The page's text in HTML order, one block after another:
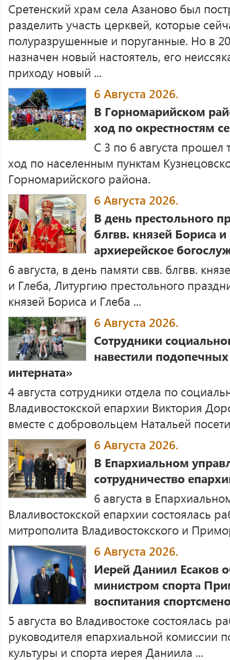
Сретенский храм села Азаново был
разделить участь церквей, которые
полуразрушенные и поруганные. Но в
назначен новый настоятель, его
приходу новый ...
6 Августа 2026.
В Горномарийском
ход по окрестностям
С 3 по 6 августа
ход по населенным пунктам
Горномарийского района.
6 Августа 2026.
В день престольного
блгвв. князей Бориса
архиерейское
6 августа, в день памяти свв. блгвв.
и Глеба, Литургию престольного
князей Бориса и Глеба ...
6 Августа 2026.
Сотрудники
навестили
интерната»
4 августа сотрудники отдела по
Владивостокской епархии Виктория
вместе с добровольцем Натальей
6 Августа 2026.
В Епархиальном
сотрудничество
6 августа в
Влаливостокской епархии состоялась
митрополита Владивостокского и
6 Августа 2026.
Иерей Даниил Есаков
министром спорта
воспитания
5 августа во Владивостоке состоялась
руководителя епархиальной комиссии
культуры и спорта иерея Даниила ...